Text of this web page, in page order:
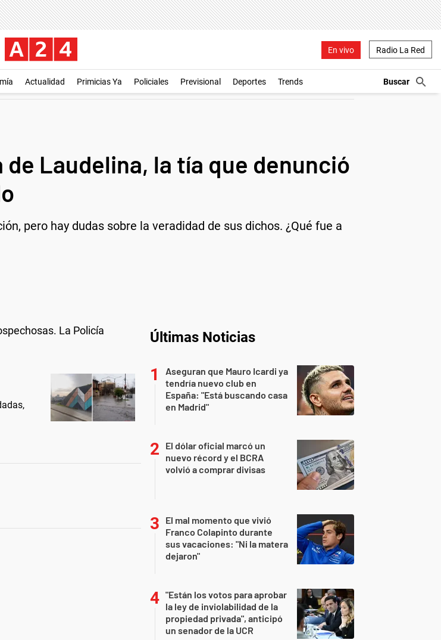
En vivo Radio La Red
Actualidad Primicias Ya Policiales Previsional Deportes Trends
de Laudelina, la tía que denunció
pero hay dudas sobre la veradidad de sus dichos. ¿Qué fue a
La Policía
Últimas Noticias
Aseguran que Mauro Icardi ya
tendría nuevo club en
España: "Está buscando casa
en Madrid"
El dólar oficial marcó un
nuevo récord y el BCRA
volvió a comprar divisas
El mal momento que vivió
Franco Colapinto durante
sus vacaciones: "Ni la matera
dejaron"
"Están los votos para aprobar
la ley de inviolabilidad de la
propiedad privada", anticipó
un senador de la UCR